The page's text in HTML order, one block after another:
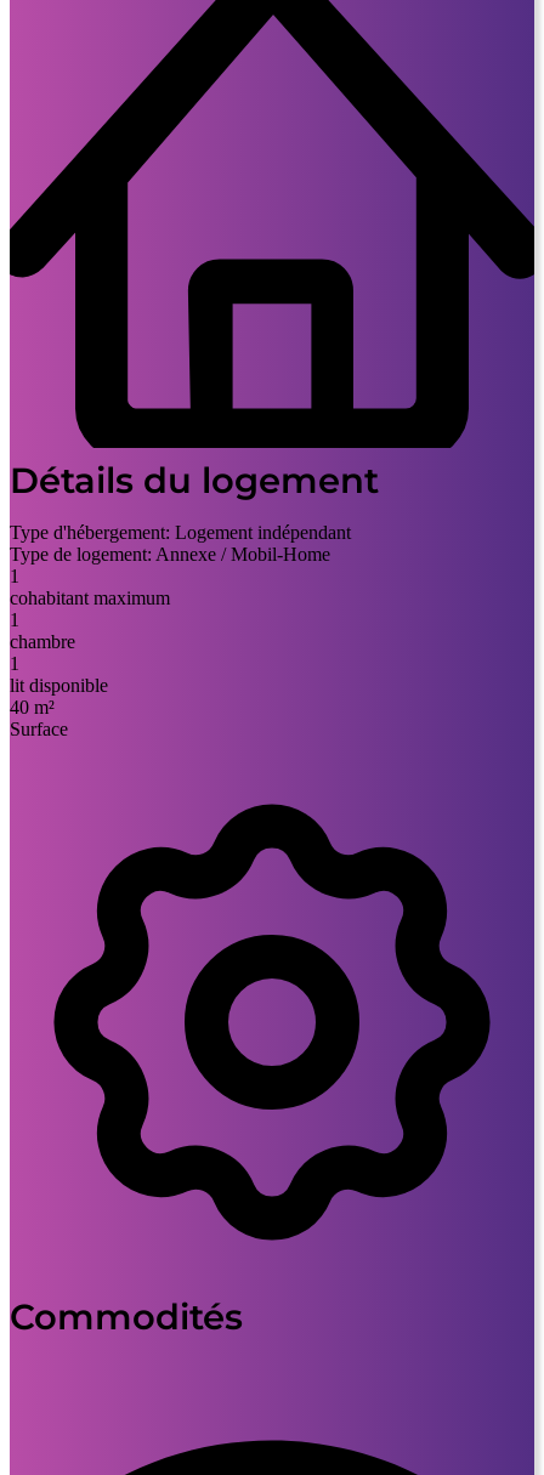
Détails du logement
Type d'hébergement: Logement indépendant
Type de logement: Annexe / Mobil-Home
1
cohabitant maximum
1
chambre
1
lit disponible
40 m²
Surface
Commodités